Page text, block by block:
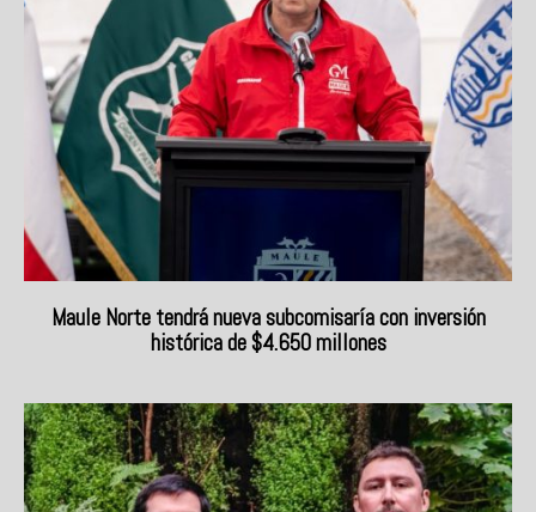
Maule Norte tendrá nueva subcomisaría con inversión
histórica de $4.650 millones